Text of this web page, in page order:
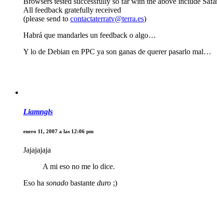
All feedback gratefully received
(please send to contactaterratv@terra.es)
Habrá que mandarles un feedback o algo…
Y lo de Debian en PPC ya son ganas de querer pasarlo mal…
Liamngls
enero 11, 2007 a las 12:06 pm
Jajajajaja
A mi eso no me lo dice.
Eso ha sonado bastante duro ;)